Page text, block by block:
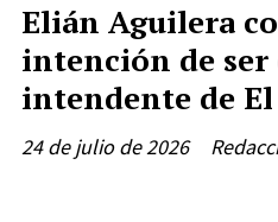
Elián Aguilera
intención de ser
intendente de
24 de julio de 2026